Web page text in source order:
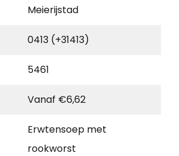
Meierijstad
0413 (+31413)
5461
Vanaf €6,62
Erwtensoep met
rookworst